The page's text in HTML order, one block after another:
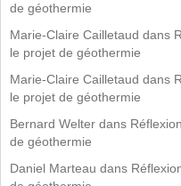
de géothermie
Marie-Claire Cailletaud dans
le projet de géothermie
Marie-Claire Cailletaud dans
le projet de géothermie
Bernard Welter dans
de géothermie
Daniel Marteau dans